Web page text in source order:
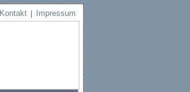
Kontakt Impressum